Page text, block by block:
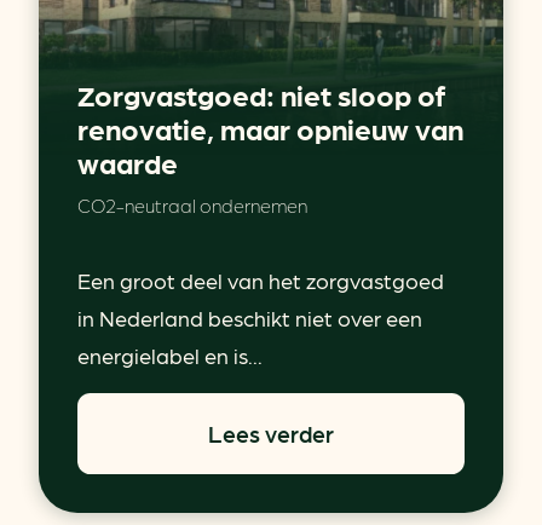
Zorgvastgoed: niet sloop of
renovatie, maar opnieuw van
waarde
CO2-neutraal ondernemen
Een groot deel van het zorgvastgoed
in Nederland beschikt niet over een
energielabel en is...
Lees verder